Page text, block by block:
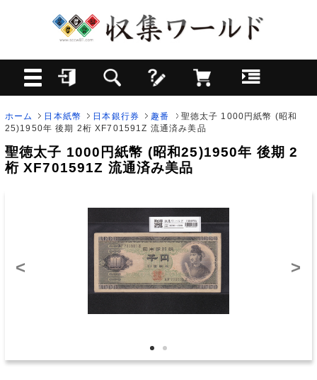
ホーム 日本紙幣 日本銀行券 趣番
聖徳太子 1000円紙幣 (昭和
25)1950年 後期 2桁 XF701591Z 流通済み美品
聖徳太子 1000円紙幣 (昭和25)1950年 後期 2
桁 XF701591Z 流通済み美品
< >